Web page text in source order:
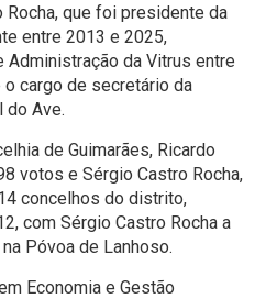
que foi presidente da
entre 2013 e 2025,
da Vitrus entre
cargo de secretário da
do Ave.
de Guimarães, Ricardo
votos e Sérgio Castro Rocha,
concelhos do distrito,
com Sérgio Castro Rocha a
Póvoa de Lanhoso.
Economia e Gestão